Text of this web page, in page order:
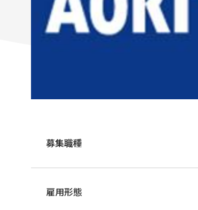
募集職種
雇用形態